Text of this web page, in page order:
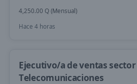
4,250.00 Q (Mensual)
Hace 4 horas
Ejecutivo/a de ventas sector
Telecomunicaciones